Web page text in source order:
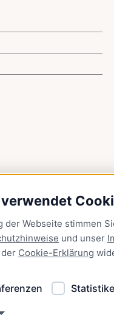
Webseite stimmen
und unser
Cookie-Erklärung